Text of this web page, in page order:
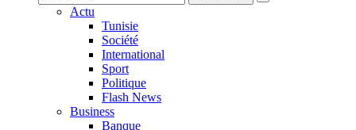
Actu
Tunisie
Société
International
Sport
Politique
Flash News
Business
Banque